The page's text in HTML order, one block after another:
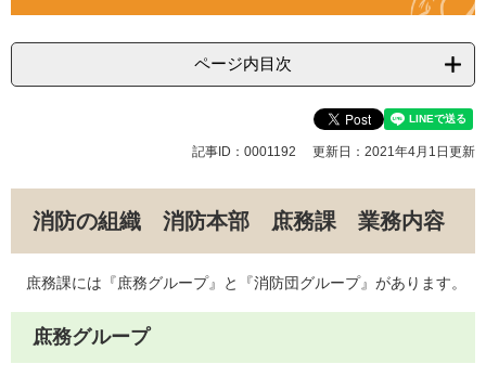
本
文
ページ内目次
記事ID：0001192 更新日：2021年4月1日更新
消防の組織 消防本部 庶務課 業務内容
庶務課には『庶務グループ』と『消防団グループ』があります。
庶務グループ